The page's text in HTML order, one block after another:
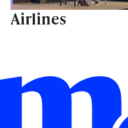
Airlines